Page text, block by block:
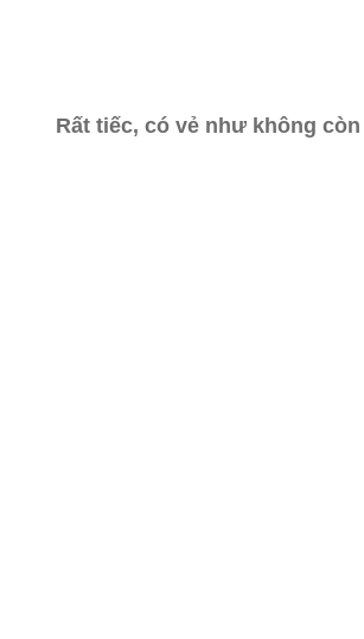
Rất tiếc, có vẻ như không